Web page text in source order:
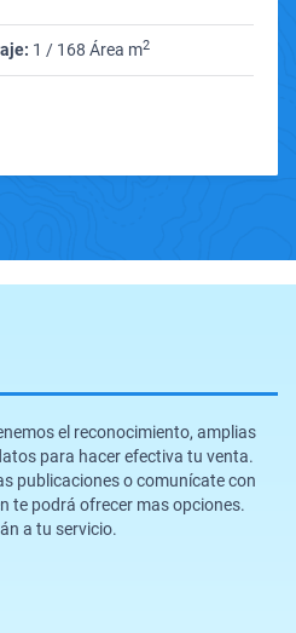
1 / 168 Área m2
el reconocimiento, amplias
para hacer efectiva tu venta.
publicaciones o comunícate con
te podrá ofrecer mas opciones.
a tu servicio.